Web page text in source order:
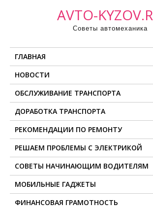
AVTO-
Советы автомеханика
ГЛАВНАЯ
НОВОСТИ
ОБСЛУЖИВАНИЕ ТРАНСПОРТА
ДОРАБОТКА ТРАНСПОРТА
РЕКОМЕНДАЦИИ ПО РЕМОНТУ
РЕШАЕМ ПРОБЛЕМЫ С ЭЛЕКТРИКОЙ
СОВЕТЫ НАЧИНАЮЩИМ ВОДИТЕЛЯМ
МОБИЛЬНЫЕ ГАДЖЕТЫ
ФИНАНСОВАЯ ГРАМОТНОСТЬ